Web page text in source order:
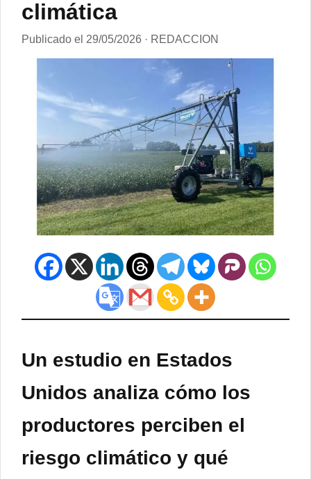
climática
Publicado el 29/05/2026 · REDACCION
Un estudio en Estados
Unidos analiza cómo los
productores perciben el
riesgo climático y qué